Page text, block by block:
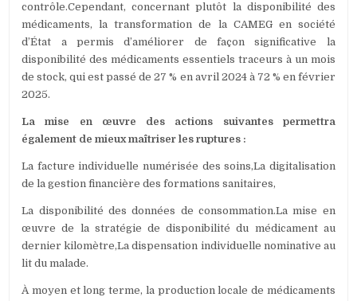
contrôle.Cependant, concernant plutôt la disponibilité des
médicaments, la transformation de la CAMEG en société
d’État a permis d’améliorer de façon significative la
disponibilité des médicaments essentiels traceurs à un mois
de stock, qui est passé de 27 % en avril 2024 à 72 % en février
2025.
La mise en œuvre des actions suivantes permettra
également de mieux maîtriser les ruptures :
La facture individuelle numérisée des soins,La digitalisation
de la gestion financière des formations sanitaires,
La disponibilité des données de consommation.La mise en
œuvre de la stratégie de disponibilité du médicament au
dernier kilomètre,La dispensation individuelle nominative au
lit du malade.
À moyen et long terme, la production locale de médicaments